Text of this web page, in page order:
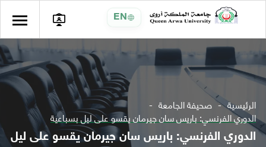
EN
الرئيسية صحيفة الجامعة
الدوري الفرنسي: باريس سان جيرمان يقسو على ليل بسباعية
الدوري الفرنسي: باريس سان جيرمان يقسو على ليل